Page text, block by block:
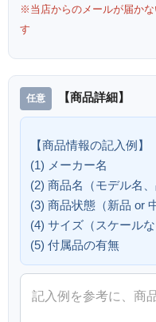
※当店からのメールが届か
す
【商品詳細】
【商品情報の記入例】
(1) メーカー名
(2) 商品名（モデル名、
(3) 商品状態（新品 or
(4) サイズ（スケールな
(5) 付属品の有無